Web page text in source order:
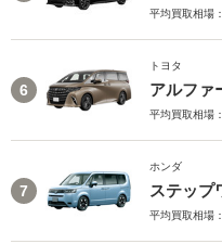
平均買取相場：
6
トヨタ
アルファ
平均買取相場：
7
ホンダ
ステップ
平均買取相場：